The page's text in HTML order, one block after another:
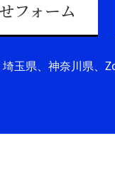
フォーム
玉県、神奈川県、